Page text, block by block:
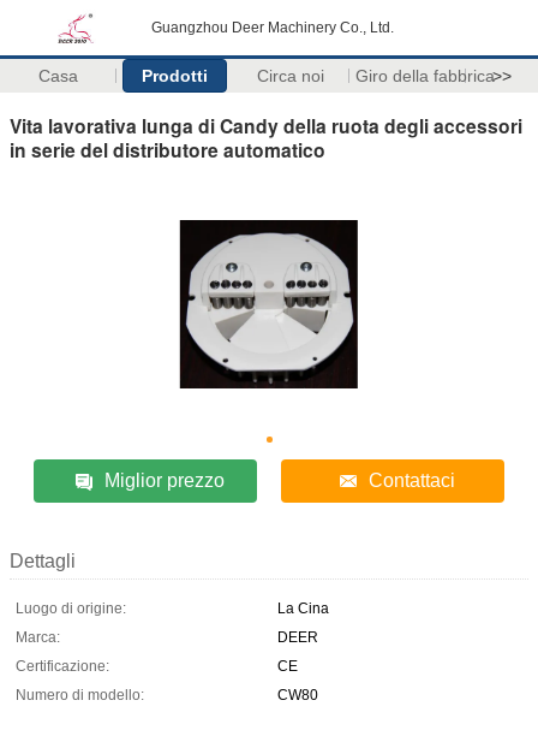
Guangzhou Deer Machinery Co., Ltd.
Casa Prodotti Circa noi Giro della fabbrica>>
Vita lavorativa lunga di Candy della ruota degli accessori
in serie del distributore automatico
Miglior prezzo Contattaci
Dettagli
Luogo di origine:
La Cina
Marca:
DEER
Certificazione:
CE
Numero di modello:
CW80